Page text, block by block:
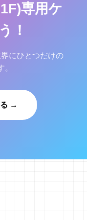
専用ケ
！
にひとつだけの
→